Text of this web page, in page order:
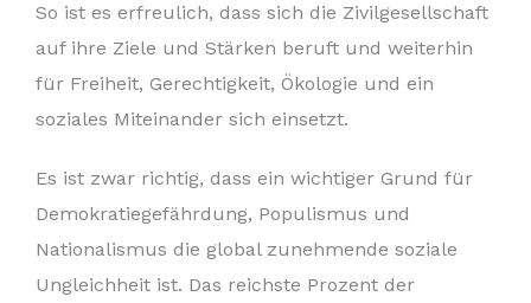
So ist es erfreulich, dass sich die Zivilgesellschaft
auf ihre Ziele und Stärken beruft und weiterhin
für Freiheit, Gerechtigkeit, Ökologie und ein
soziales Miteinander sich einsetzt.
Es ist zwar richtig, dass ein wichtiger Grund für
Demokratiegefährdung, Populismus und
Nationalismus die global zunehmende soziale
Ungleichheit ist. Das reichste Prozent der